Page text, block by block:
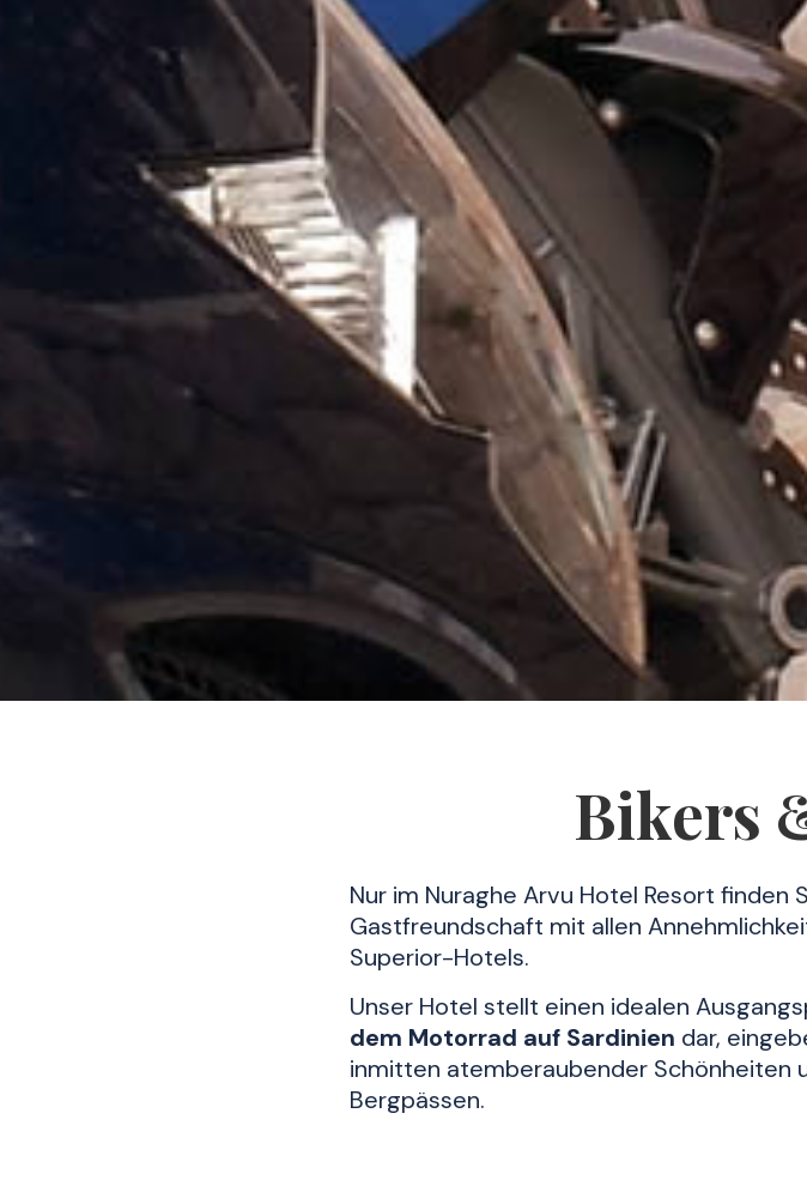
Bikers
Nur im Nuraghe Arvu Hotel Resort finden
Gastfreundschaft mit allen
Superior-Hotels.
Unser Hotel stellt einen idealen
dem Motorrad auf Sardinien dar,
inmitten atemberaubender Schönheiten
Bergpässen.